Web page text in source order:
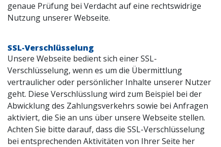
genaue Prüfung bei Verdacht auf eine rechtswidrige
Nutzung unserer Webseite.
SSL-Verschlüsselung
Unsere Webseite bedient sich einer SSL-
Verschlüsselung, wenn es um die Übermittlung
vertraulicher oder persönlicher Inhalte unserer Nutzer
geht. Diese Verschlüsslung wird zum Beispiel bei der
Abwicklung des Zahlungsverkehrs sowie bei Anfragen
aktiviert, die Sie an uns über unsere Webseite stellen.
Achten Sie bitte darauf, dass die SSL-Verschlüsselung
bei entsprechenden Aktivitäten von Ihrer Seite her